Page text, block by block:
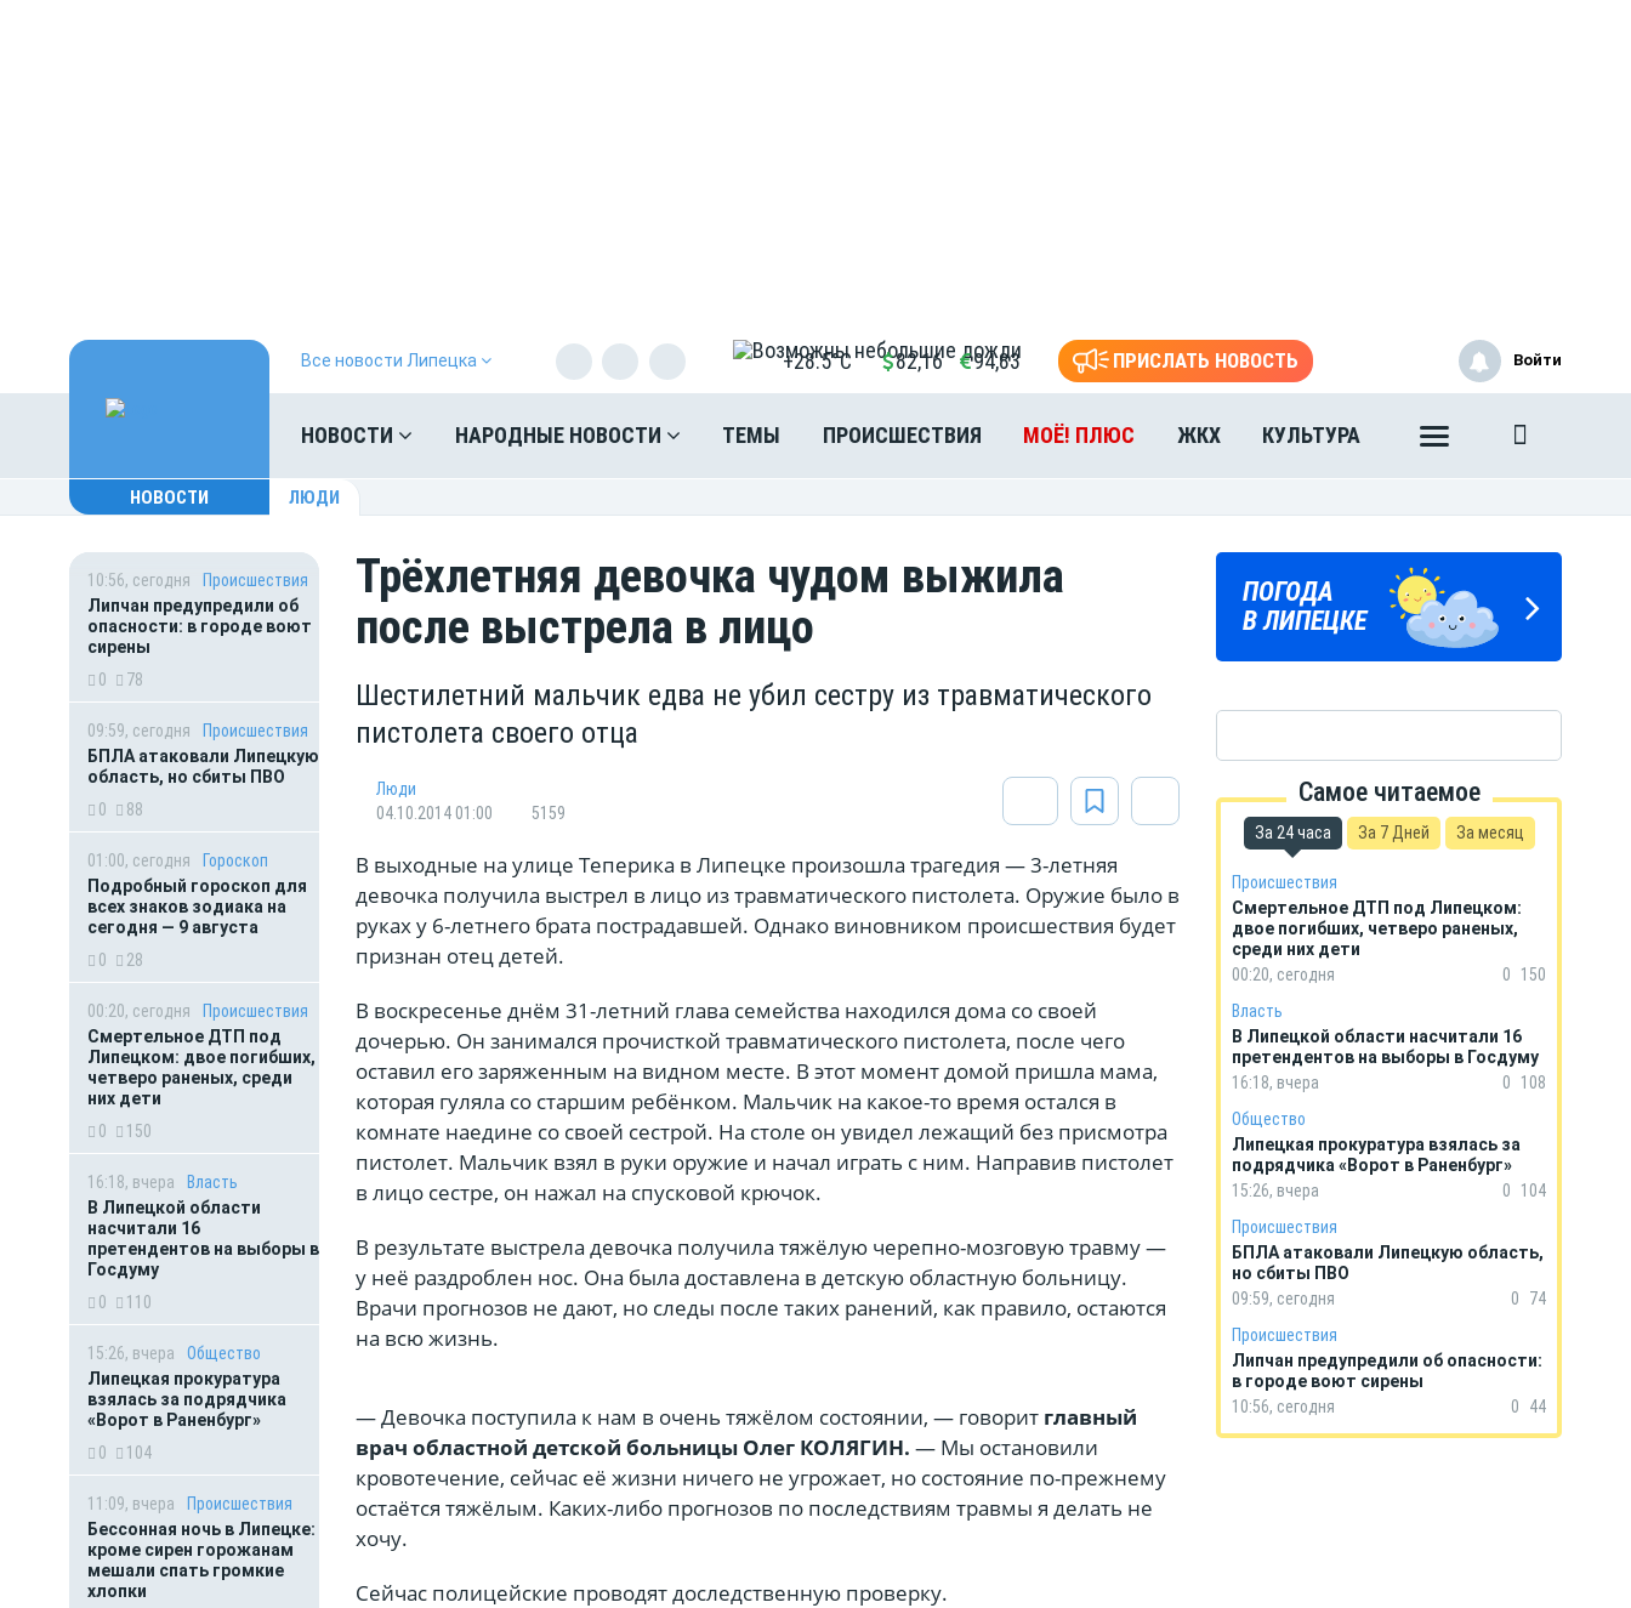
Все новости Липецка +28.5°C 82,16 94,83 ПРИСЛАТЬ НОВОСТЬ
НОВОСТИ НАРОДНЫЕ НОВОСТИ ТЕМЫ ПРОИСШЕСТВИЯ МОЁ! ПЛЮС ЖКХ КУЛЬТУРА
Войти
НОВОСТИ ЛЮДИ
10:56, сегодня
Происшествия
Липчан предупредили об
опасности: в городе воют
сирены
0
78
09:59, сегодня
Происшествия
БПЛА атаковали Липецкую
область, но сбиты ПВО
0
88
01:00, сегодня
Гороскоп
Подробный гороскоп для
всех знаков зодиака на
сегодня — 9 августа
0
28
00:20, сегодня
Происшествия
Смертельное ДТП под
Липецком: двое погибших,
четверо раненых, среди
них дети
0
150
16:18, вчера
Власть
В Липецкой области
насчитали 16
претендентов на выборы в
Госдуму
0
110
15:26, вчера
Общество
Липецкая прокуратура
взялась за подрядчика
«Ворот в Раненбург»
0
104
11:09, вчера
Происшествия
Бессонная ночь в Липецке:
кроме сирен горожанам
мешали спать громкие
хлопки
Трёхлетняя девочка чудом выжила
после выстрела в лицо
Шестилетний мальчик едва не убил сестру из травматического
пистолета своего отца
Люди
04.10.2014 01:00
5159
В выходные на улице Теперика в Липецке произошла трагедия — 3-летняя
девочка получила выстрел в лицо из травматического пистолета. Оружие было в
руках у 6-летнего брата пострадавшей. Однако виновником происшествия будет
признан отец детей.
В воскресенье днём 31-летний глава семейства находился дома со своей
дочерью. Он занимался прочисткой травматического пистолета, после чего
оставил его заряженным на видном месте. В этот момент домой пришла мама,
которая гуляла со старшим ребёнком. Мальчик на какое-то время остался в
комнате наедине со своей сестрой. На столе он увидел лежащий без присмотра
пистолет. Мальчик взял в руки оружие и начал играть с ним. Направив пистолет
в лицо сестре, он нажал на спусковой крючок.
В результате выстрела девочка получила тяжёлую черепно-мозговую травму —
у неё раздроблен нос. Она была доставлена в детскую областную больницу.
Врачи прогнозов не дают, но следы после таких ранений, как правило, остаются
на всю жизнь.
— Девочка поступила к нам в очень тяжёлом состоянии, — говорит главный
врач областной детской больницы Олег КОЛЯГИН. — Мы остановили
кровотечение, сейчас её жизни ничего не угрожает, но состояние по-прежнему
остаётся тяжёлым. Каких-либо прогнозов по последствиям травмы я делать не
хочу.
Сейчас полицейские проводят доследственную проверку.
ПОГОДА
В ЛИПЕЦКЕ
ЛИПЕЦКИЕ
РЕАЛИИ
Новости Липецка и области
ГОРОСКОП
НА КАЖДЫЙ ДЕНЬ
Самое читаемое
За 24 часа За 7 Дней За месяц
Происшествия
Смертельное ДТП под Липецком:
двое погибших, четверо раненых,
среди них дети
00:20, сегодня
0
150
Власть
В Липецкой области насчитали 16
претендентов на выборы в Госдуму
16:18, вчера
0
108
Общество
Липецкая прокуратура взялась за
подрядчика «Ворот в Раненбург»
15:26, вчера
0
104
Происшествия
БПЛА атаковали Липецкую область,
но сбиты ПВО
09:59, сегодня
0
74
Происшествия
Липчан предупредили об опасности:
в городе воют сирены
10:56, сегодня
0 44